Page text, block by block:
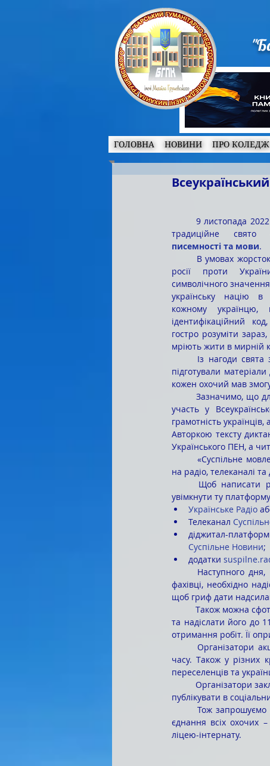
ГОЛОВНА НОВИНИ ПРО КОЛЕДЖ
	9 листопада 2022 року ми відзначатимемо
традиційне
писемності та мови.
росії проти
символічного
українську націю в
кожному
ідентифікаційний
гостро розуміти
мріють жити в мирній
Із нагоди свята
підготували
кожен охочий мав
участь у
грамотність
Авторкою тексту
Українського ПЕН, а
на радіо, телеканалі
Щоб написати
увімкнути ту
Українське Радіо
Телеканал
діджитал-
Суспільне Новини;
додатки
фахівці, необхідно
щоб гриф дати
	Також можна сфотографувати або відсканувати написаний текст (у форматі .jpg, .png, .jpeg, .tiff, .pdf)
та надіслати його до
отримання робіт. Її
часу. Також у різних
переселенців та
публікувати в
єднання всіх охочих –
ліцею-інтернату.